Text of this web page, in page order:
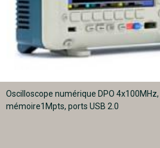
Oscilloscope numérique DPO
mémoire1Mpts, ports USB 2.0